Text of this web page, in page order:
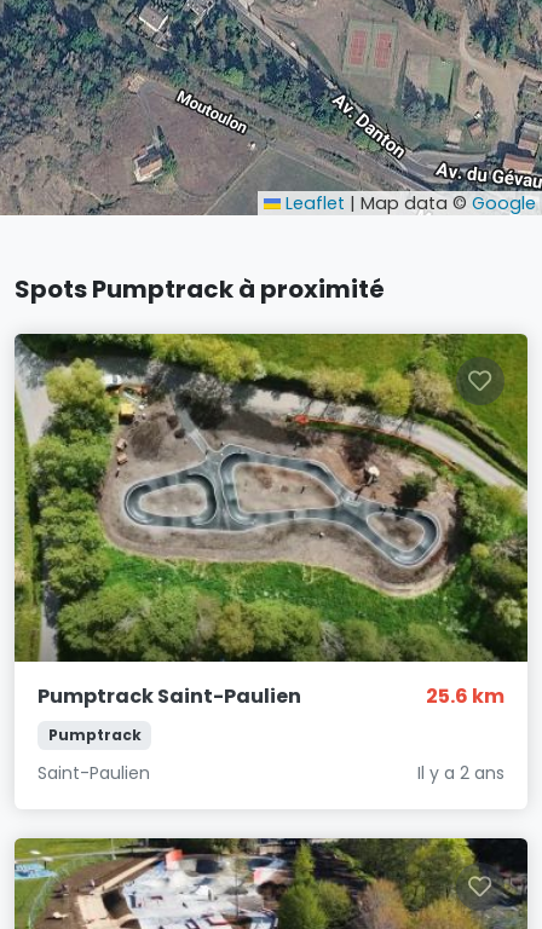
Leaflet | Map data © Google
Spots Pumptrack à proximité
Pumptrack Saint-Paulien 25.6 km
Pumptrack
Saint-Paulien Il y a 2 ans